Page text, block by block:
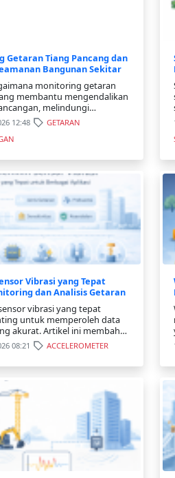
Getaran Tiang Pancang dan
Bangunan Sekitar
monitoring getaran
membantu mengendalikan
melindungi
dan memenuhi standar
konstruksi.
12:48
GETARAN
Vibrasi yang Tepat
dan Analisis Getaran
vibrasi yang tepat
untuk memperoleh data
akurat. Artikel ini membahas
sensor serta teknologi
dan MEMS.
08:21 ACCELEROMETER